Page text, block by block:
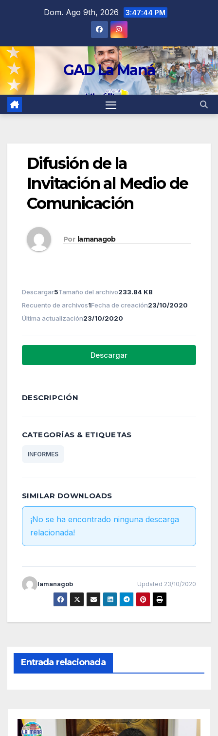
Dom. Ago 9th, 2026 3:47:45 PM
GAD La Maná
Difusión de la
Invitación al Medio de
Comunicación
Por lamanagob
Descargar5Tamaño del archivo233.84 KB
Recuento de archivos1Fecha de creación23/10/2020
Última actualización23/10/2020
Descargar
DESCRIPCIÓN
CATEGORÍAS & ETIQUETAS
INFORMES
SIMILAR DOWNLOADS
¡No se ha encontrado ninguna descarga
relacionada!
lamanagob Updated 23/10/2020
Entrada relacionada